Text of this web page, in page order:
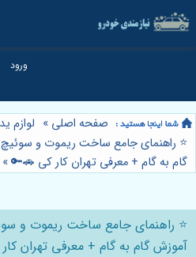
صفحه اصلی » لوازم
⭐️ راهنمای جامع ساخت ریموت و
گام به گام + معرفی تهران کار کی 🚗🔑»
⭐️ راهنمای جامع ساخت ریموت و
آموزش گام به گام + معرفی تهران